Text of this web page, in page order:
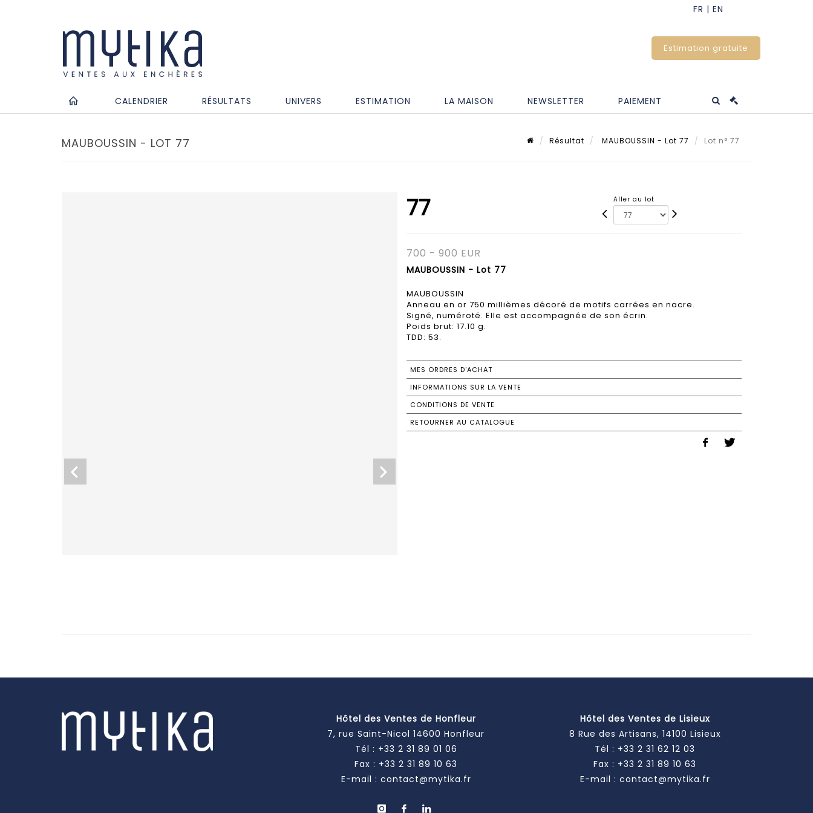
Estimation gratuite
CALENDRIER RÉSULTATS UNIVERS ESTIMATION LA MAISON NEWSLETTER PAIEMENT
MAUBOUSSIN - LOT 77 Résultat MAUBOUSSIN - Lot 77 Lot n° 77
77 Aller au lot
700 - 900 EUR
MAUBOUSSIN - Lot 77
MAUBOUSSIN
Anneau en or 750 millièmes décoré de motifs carrées en nacre.
Signé, numéroté. Elle est accompagnée de son écrin.
Poids brut: 17.10 g.
TDD: 53.
MES ORDRES D'ACHAT
INFORMATIONS SUR LA VENTE
CONDITIONS DE VENTE
RETOURNER AU CATALOGUE
Hôtel des Ventes de Honfleur
7, rue Saint-Nicol 14600 Honfleur
Tél : +33 2 31 89 01 06
Fax : +33 2 31 89 10 63
E-mail : contact@mytika.fr
Hôtel des Ventes de Lisieux
8 Rue des Artisans, 14100 Lisieux
Tél : +33 2 31 62 12 03
Fax : +33 2 31 89 10 63
E-mail : contact@mytika.fr